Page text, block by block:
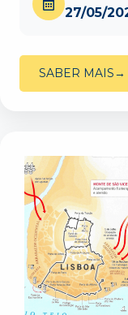
27/05/
SABER MAIS